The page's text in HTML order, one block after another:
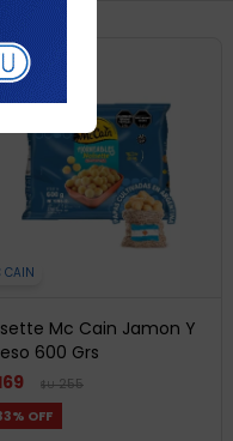
CAIN
Mc Cain Jamon Y
600 Grs
$U 255